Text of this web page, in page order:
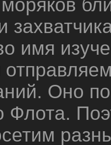
моряков
имя
Оно
Флота.